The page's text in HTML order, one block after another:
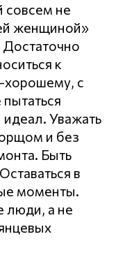
совсем не
женщиной»
к
хорошему, с
Уважать
и без
Быть
в
моменты.
люди, а не